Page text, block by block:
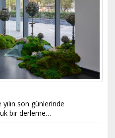
son günlerinde
bir derleme…